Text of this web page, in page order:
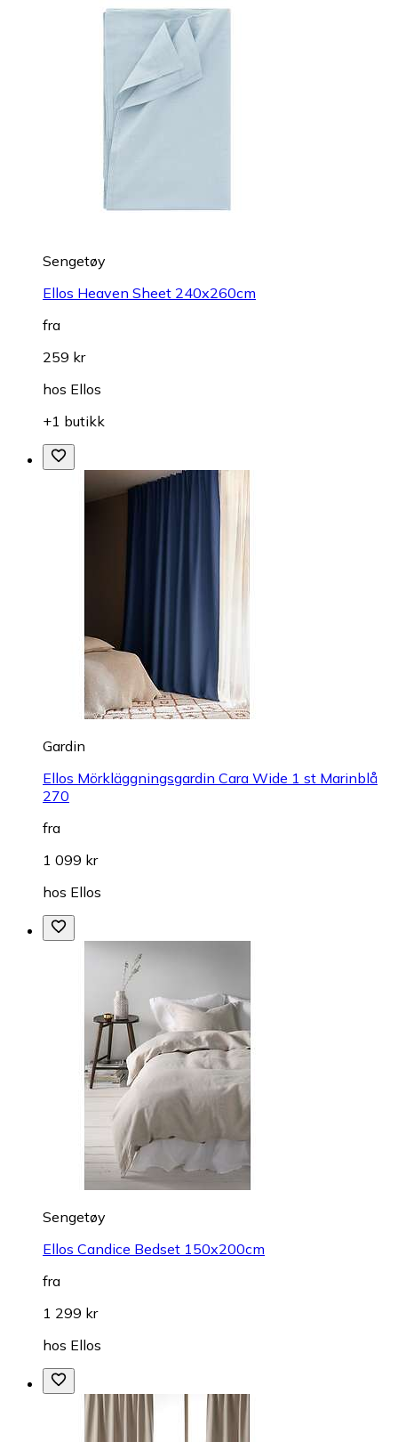
Sengetøy
Ellos Heaven Sheet 240x260cm
fra
259 kr
hos Ellos
+1 butikk
Gardin
Ellos Mörkläggningsgardin Cara Wide 1 st Marinblå
270
fra
1 099 kr
hos Ellos
Sengetøy
Ellos Candice Bedset 150x200cm
fra
1 299 kr
hos Ellos